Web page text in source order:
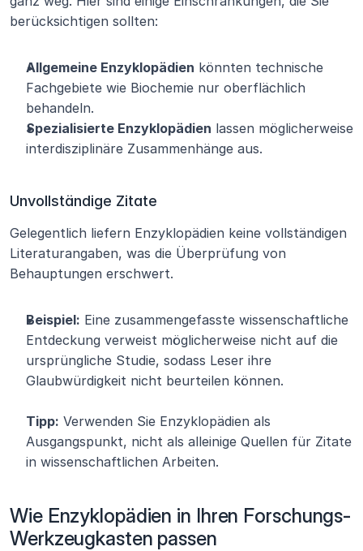
berücksichtigen sollten:
Allgemeine Enzyklopädien könnten technische
Fachgebiete wie Biochemie nur oberflächlich
behandeln.
Spezialisierte Enzyklopädien lassen möglicherweise
interdisziplinäre Zusammenhänge aus.
Unvollständige Zitate
Gelegentlich liefern Enzyklopädien keine vollständigen
Literaturangaben, was die Überprüfung von
Behauptungen erschwert.
Beispiel: Eine zusammengefasste wissenschaftliche
Entdeckung verweist möglicherweise nicht auf die
ursprüngliche Studie, sodass Leser ihre
Glaubwürdigkeit nicht beurteilen können.
Tipp: Verwenden Sie Enzyklopädien als
Ausgangspunkt, nicht als alleinige Quellen für Zitate
in wissenschaftlichen Arbeiten.
Wie Enzyklopädien in Ihren Forschungs-
Werkzeugkasten passen